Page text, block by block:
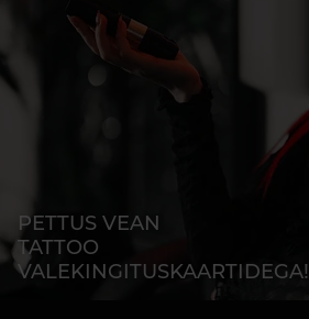
PETTUS VEAN
TATTOO
VALEKINGITUSKAARTIDEGA!